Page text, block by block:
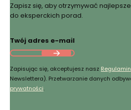
Zapisz się, aby otrzymywać
do eksperckich porad.
Twój adres e-mail
Zapisując się, akceptujesz nasz Regulamin
Newslettera). Przetwarzanie danych
prywatności.